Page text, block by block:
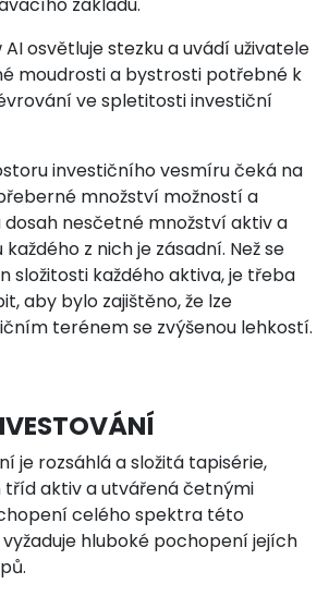
osvětluje stezku a uvádí uživatele
moudrosti a bystrosti potřebné k
ve spletitosti investiční
investičního vesmíru čeká na
množství možností a
nesčetné množství aktiv a
z nich je zásadní. Než se
složitosti každého aktiva, je třeba
aby bylo zajištěno, že lze
terénem se zvýšenou lehkostí.
je rozsáhlá a složitá tapisérie,
tříd aktiv a utvářená četnými
celého spektra této
hluboké pochopení jejích